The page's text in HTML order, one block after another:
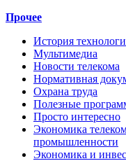
Прочее
История
Мультимедиа
Новости телекома
Нормативная
Охрана труда
Полезные
Просто интересно
Экономика
промышленности
Экономика и